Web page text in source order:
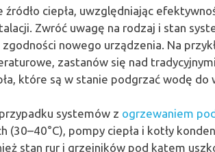
źródło ciepła, uwzględniając
Zwróć uwagę na rodzaj i stan
nowego urządzenia. Na
zastanów się nad
które są w stanie podgrzać wodę do
systemów z ogrzewaniem
(30–40°C), pompy ciepła i kotły
stan rur i grzejników pod kątem